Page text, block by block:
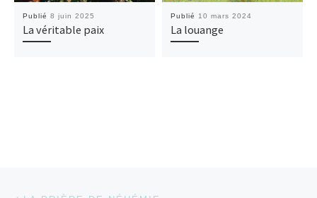
Publié 8 juin 2025
La véritable paix
Publié 10 mars 2024
La louange